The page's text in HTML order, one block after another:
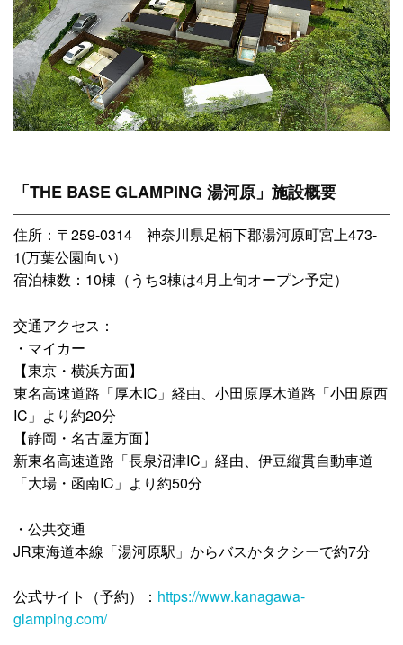
「THE BASE GLAMPING 湯河原」施設概要
住所：〒259-0314 神奈川県足柄下郡湯河原町宮上473-
1(万葉公園向い）
宿泊棟数：10棟（うち3棟は4月上旬オープン予定）
交通アクセス：
・マイカー
【東京・横浜方面】
東名高速道路「厚木IC」経由、小田原厚木道路「小田原西
IC」より約20分
【静岡・名古屋方面】
新東名高速道路「長泉沼津IC」経由、伊豆縦貫自動車道
「大場・函南IC」より約50分
・公共交通
JR東海道本線「湯河原駅」からバスかタクシーで約7分
公式サイト（予約）： https://www.kanagawa-
glamping.com/